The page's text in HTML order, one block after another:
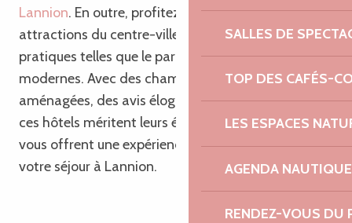
SALLES DE
TOP DES CAFÉS-
LES ESPACES
AGENDA NAUTIQUE
RENDEZ-VOUS DU
Lannion. En outre, profitez de l’accès facile aux
attractions du centre-ville et des installations
pratiques telles que le parking et les commodités
modernes. Avec des chambres magnifiquement
aménagées, des avis élogieux et des notes élevées,
ces hôtels méritent leurs étoiles bien méritées et
vous offrent une expérience inoubliable lors de
votre séjour à Lannion.